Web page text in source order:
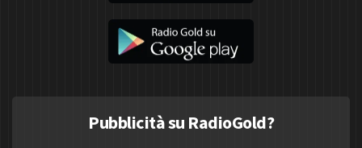
Pubblicità su RadioGold?